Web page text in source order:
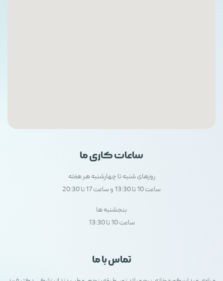
ساعات کاری ما
روزهای شنبه تا چهارشنبه هر هفته
ساعت 10 تا 13:30 و ساعت 17 تا 20:30
پنجشنبه ها
ساعت 10 تا 13:30
تماس با ما